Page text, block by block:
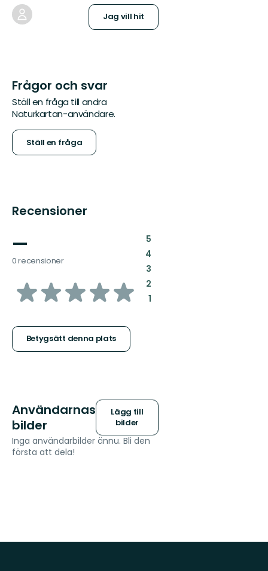
Jag vill hit
Frågor och svar
Ställ en fråga till andra
Naturkartan-användare.
Ställ en fråga
Recensioner
—
0 recensioner
av
stjärnor
Betygsätt denna plats
5:
4:
3:
2:
1:
Användarnas
bilder
Lägg till
bilder
Inga användarbilder ännu. Bli den
första att dela!